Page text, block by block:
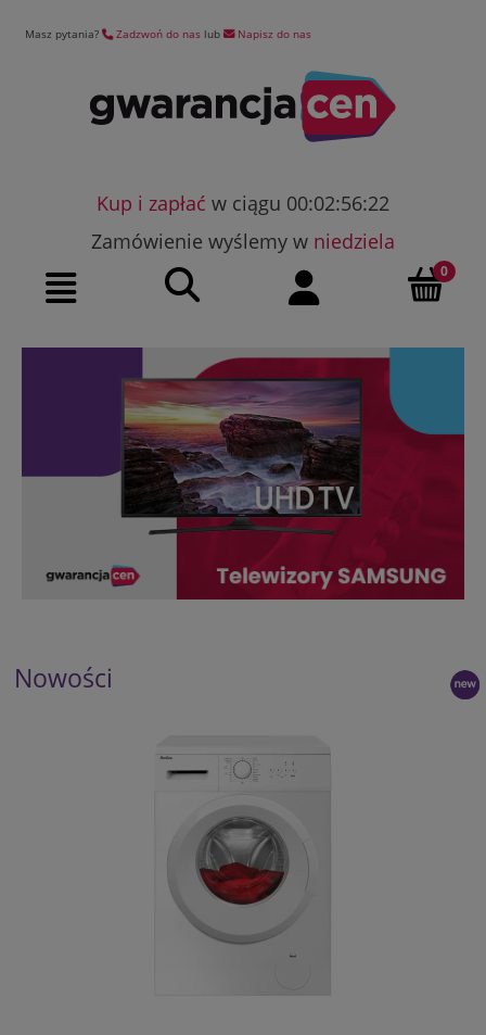
Masz pytania? Zadzwoń do nas lub Napisz do nas
Kup i zapłać w ciągu 00:02:56:21
Zamówienie wyślemy w niedziela
Nowości